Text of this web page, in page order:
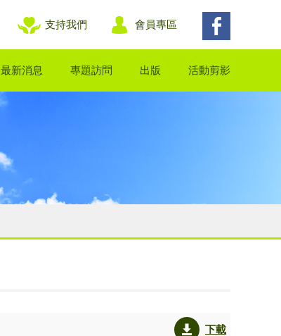
支持我們 會員專區
最新消息 專題訪問 出版 活動剪影
下載